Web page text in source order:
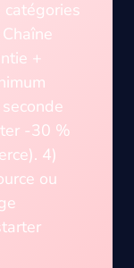
catégories
+
-30 %
4)
ou